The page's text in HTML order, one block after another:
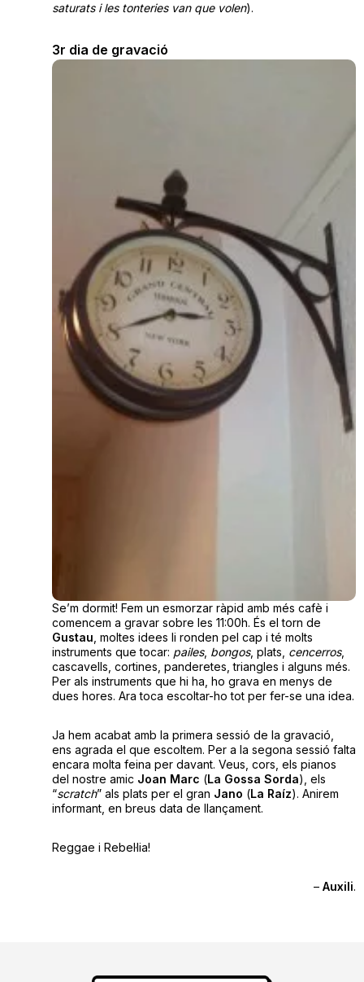
saturats i les tonteries van que volen).
3r dia de gravació
Se’m dormit! Fem un esmorzar ràpid amb més cafè i
comencem a gravar sobre les 11:00h. És el torn de
Gustau , moltes idees li ronden pel cap i té molts
instruments que tocar: pailes, bongos, plats, cencerros,
cascavells, cortines, panderetes, triangles i alguns més.
Per als instruments que hi ha, ho grava en menys de
dues hores. Ara toca escoltar-ho tot per fer-se una idea.
Ja hem acabat amb la primera sessió de la gravació,
ens agrada el que escoltem. Per a la segona sessió falta
encara molta feina per davant. Veus, cors, els pianos
del nostre amic Joan Marc (La Gossa Sorda), els
“scratch” als plats per el gran Jano (La Raíz). Anirem
informant, en breus data de llançament.
Reggae i Rebel·lia!
– Auxili.